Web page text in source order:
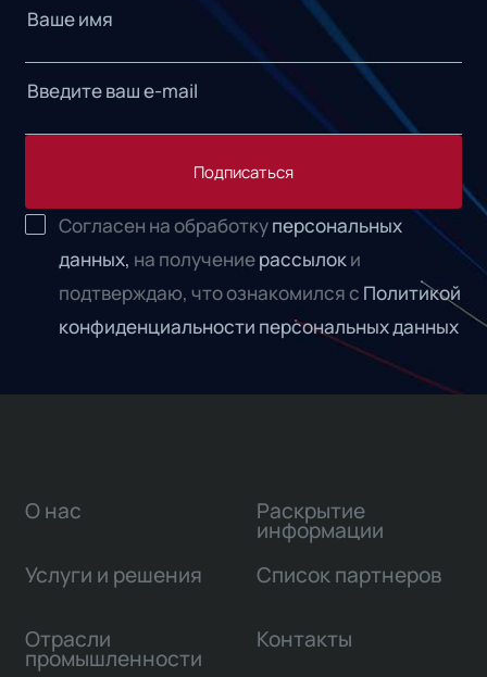
Подписаться
Согласен на обработкуперсональных
данных, на получениерассылоки
подтверждаю, что ознакомился с Политикой
конфиденциальности персональных данных
О нас
Услуги и решения
Отрасли
промышленности
Раскрытие
информации
Список партнеров
Контакты